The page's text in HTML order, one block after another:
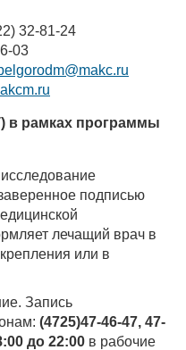
32-81-24
03
в рамках программы
подписью
лечащий врач в
или в
Запись
(4725)47-46-47, 47-
до 22:00 в рабочие